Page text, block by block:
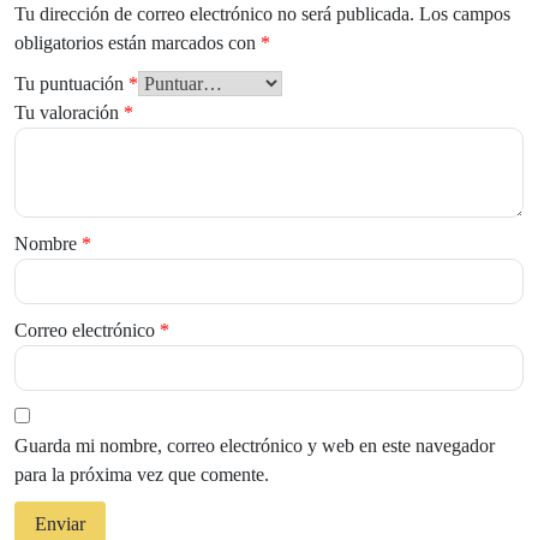
Tu dirección de correo electrónico no será publicada. Los campos
obligatorios están marcados con *
Tu puntuación *
Tu valoración *
Nombre *
Correo electrónico *
Guarda mi nombre, correo electrónico y web en este navegador
para la próxima vez que comente.